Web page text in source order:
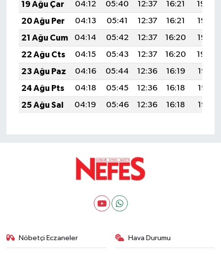
19 Ağu Çar
04:12 05:40 12:37 16:21
19:24
20 Ağu Per
04:13 05:41 12:37 16:21
19:23
21 Ağu Cum
04:14 05:42 12:37 16:20
19:22
22 Ağu Cts
04:15 05:43 12:37 16:20
19:20
23 Ağu Paz
04:16 05:44 12:36 16:19
19:19
24 Ağu Pts
04:18 05:45 12:36 16:18
19:18
25 Ağu Sal
04:19 05:46 12:36 16:18 19:16
Nöbetçi Eczaneler Hava Durumu